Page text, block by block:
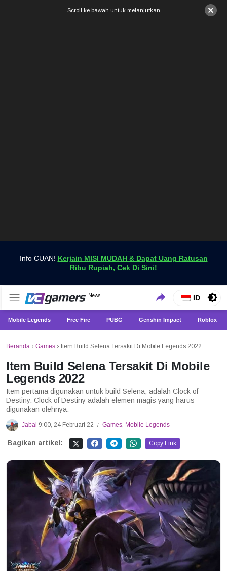
×
Scroll ke bawah untuk melanjutkan
Info CUAN! Kerjain MISI MUDAH & Dapat Uang Ratusan
Ribu Rupiah, Cek Di Sini!
VCGamers News
News
Dapatkan Berita Games Terbaru Hanya di VCGamers
ID
Mobile Legends Free Fire PUBG Genshin Impact Roblox
Beranda › Games › Item Build Selena Tersakit Di Mobile Legends 2022
Item Build Selena Tersakit Di Mobile
Legends 2022
Item pertama digunakan untuk build Selena, adalah Clock of
Destiny. Clock of Destiny adalah elemen magis yang harus
digunakan olehnya.
Jabal 9:00, 24 Februari 22 / Games, Mobile Legends
Bagikan artikel: Copy Link